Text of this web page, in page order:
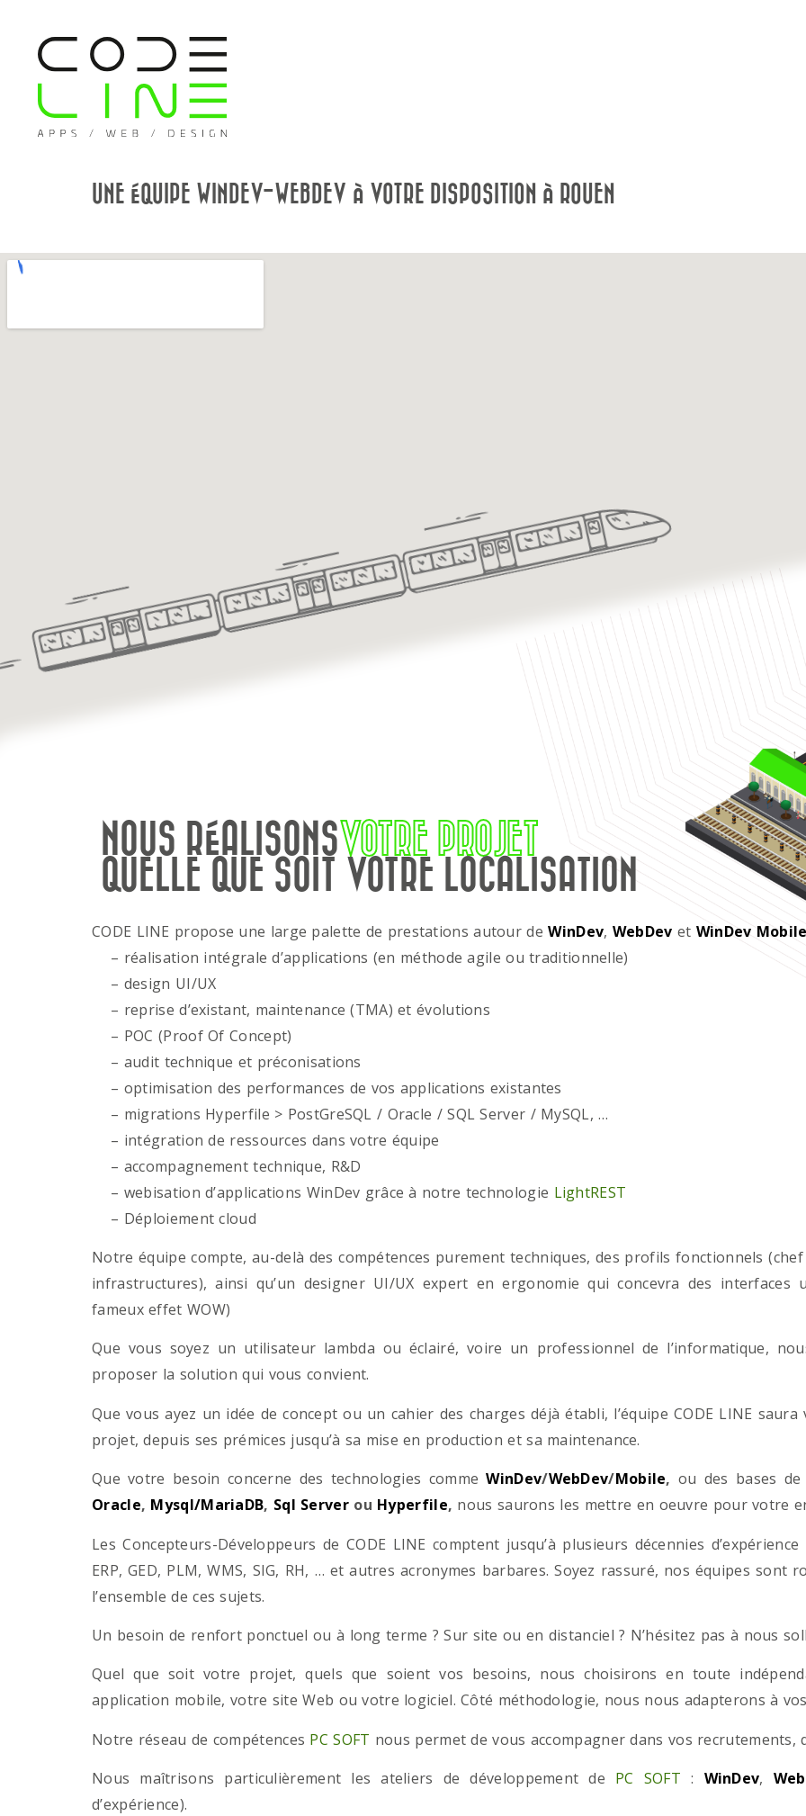
UNE ÉQUIPE WINDEV-WEBDEV À VOTRE DISPOSITION À ROUEN
NOUS RÉALISONSVOTRE PROJET
QUELLE QUE SOIT VOTRE LOCALISATION
CODE LINE propose une large palette de prestations autour deWinDev, WebDev et WinDev
– réalisation intégrale d’applications (en méthode agile ou traditionnelle)
– design UI/UX
– reprise d’existant, maintenance (TMA) et évolutions
– POC (Proof Of Concept)
– audit technique et préconisations
– optimisation des performances de vos applications existantes
– migrations Hyperfile > PostGreSQL / Oracle / SQL Server / MySQL, …
– intégration de ressources dans votre équipe
– accompagnement technique, R&D
– webisation d’applications WinDev grâce à notre technologie LightREST
– Déploiement cloud
Notre équipe compte, au-delà des compétences purement techniques, des profils fonctionnels
infrastructures), ainsi qu’un designer UI/UX expert en ergonomie qui concevra des
fameux effet WOW)
Que vous soyez un utilisateur lambda ou éclairé, voire un professionnel de l’informatique,
proposer la solution qui vous convient.
Que vous ayez un idée de concept ou un cahier des charges déjà établi, l’équipe CODE LINE
projet, depuis ses prémices jusqu’à sa mise en production et sa maintenance.
Que votre besoin concerne des technologies commeWinDev/WebDev/Mobile, ou des bases
Oracle, Mysql/MariaDB, Sql Serverou Hyperfile, nous saurons les mettre en oeuvre pour votre
Les Concepteurs-Développeurs de CODE LINE comptent jusqu’à plusieurs décennies
ERP, GED, PLM, WMS, SIG, RH, … et autres acronymes barbares. Soyez rassuré, nos équipes
l’ensemble de ces sujets.
Un besoin de renfort ponctuel ou à long terme ? Sur site ou en distanciel ? N’hésitez pas à nous
Quel que soit votre projet, quels que soient vos besoins, nous choisirons en toute
application mobile, votre site Web ou votre logiciel. Côté méthodologie, nous nous adapterons à
Notre réseau de compétences PC SOFT nous permet de vous accompagner dans vos
Nous maîtrisons particulièrement les ateliers de développement de PC SOFT : WinDev,
d’expérience).